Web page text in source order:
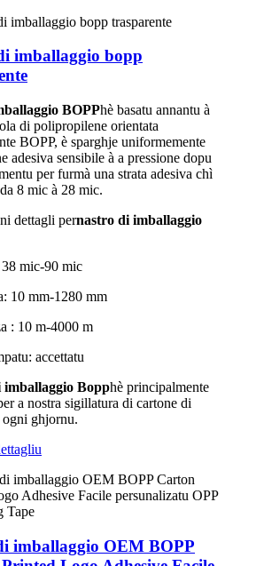
imballaggio bopp
BOPPhè basatu annantu à
di polipropilene orientata
BOPP, è sparghje uniformemente
adesiva sensibile à a pressione dopu
per furmà una strata adesiva chì
8 mic à 28 mic.
dettagli pernastro di imballaggio
38 mic-90 mic
10 mm-1280 mm
: 10 m-4000 m
accettatu
imballaggio Bopphè principalmente
a nostra sigillatura di cartone di
ogni ghjornu.
imballaggio OEM BOPP